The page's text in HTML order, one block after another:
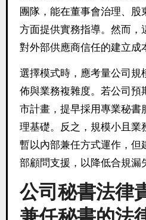
團隊，能在董事會治理、股
方面提供實務指導。然而，
對外部供應商信任的建立成
選擇模式時，應考量公司規
佈與業務複雜度。若公司預
市計畫，提早採用專業秘書
理基礎。反之，規模小且業
暫以內部兼任方式運作，但
部顧問支援，以降低合規漏
公司秘書法律